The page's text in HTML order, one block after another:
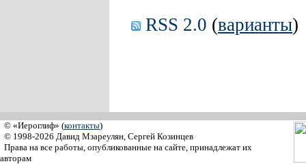
RSS 2.0 (варианты)
© «Иероглиф» (контакты)
© 1998-2026 Давид Мзареулян, Сергей Козинцев
Права на все работы, опубликованные на сайте, принадлежат их
авторам